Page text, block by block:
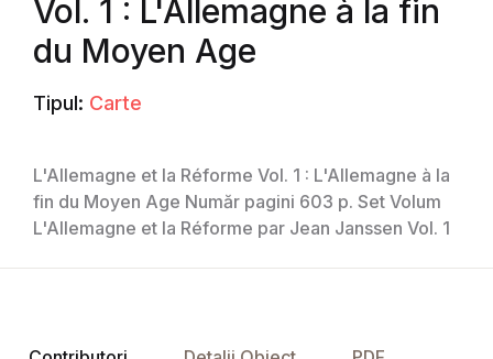
Vol. 1 : L'Allemagne à la fin
du Moyen Age
Tipul: Carte
L'Allemagne et la Réforme Vol. 1 : L'Allemagne à la
fin du Moyen Age Număr pagini 603 p. Set Volum
L'Allemagne et la Réforme par Jean Janssen Vol. 1